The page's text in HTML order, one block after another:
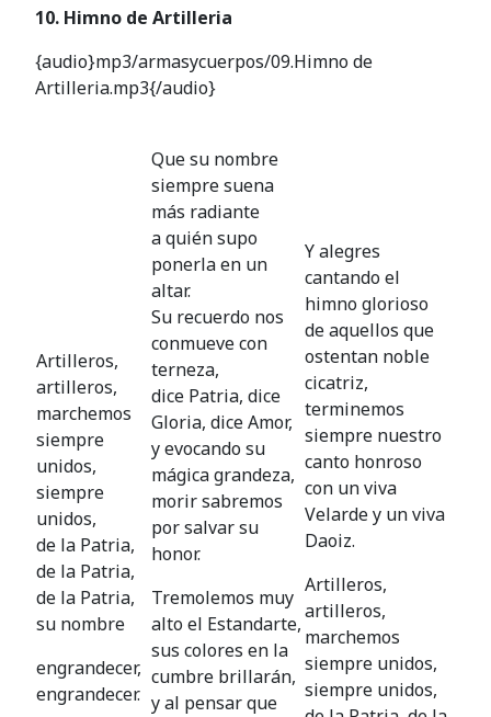
10. Himno de Artilleria
{audio}mp3/armasycuerpos/09.Himno de
Artilleria.mp3{/audio}
Artilleros,
artilleros,
marchemos
siempre
unidos,
siempre
unidos,
de la Patria,
de la Patria,
de la Patria,
su nombre
engrandecer,
engrandecer.
Que su nombre
siempre suena
más radiante
a quién supo
ponerla en un
altar.
Su recuerdo nos
conmueve con
terneza,
dice Patria, dice
Gloria, dice Amor,
y evocando su
mágica grandeza,
morir sabremos
por salvar su
honor.
Tremolemos muy
alto el Estandarte,
sus colores en la
cumbre brillarán,
y al pensar que
Y alegres
cantando el
himno glorioso
de aquellos que
ostentan noble
cicatriz,
terminemos
siempre nuestro
canto honroso
con un viva
Velarde y un viva
Daoiz.
Artilleros,
artilleros,
marchemos
siempre unidos,
siempre unidos,